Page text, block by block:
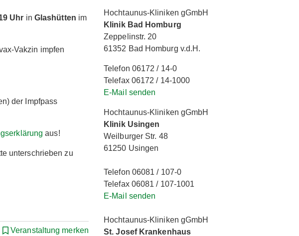
Uhr in Glashütten im
Vakzin impfen
der Impfpass
aus!
unterschrieben zu
Veranstaltung merken
Hochtaunus-Kliniken gGmbH
Klinik Bad Homburg
Zeppelinstr. 20
61352 Bad Homburg v.d.H.
Telefon 06172 / 14-0
Telefax 06172 / 14-1000
E-Mail senden
Hochtaunus-Kliniken gGmbH
Klinik Usingen
Weilburger Str. 48
61250 Usingen
Telefon 06081 / 107-0
Telefax 06081 / 107-1001
E-Mail senden
Hochtaunus-Kliniken gGmbH
St. Josef Krankenhaus